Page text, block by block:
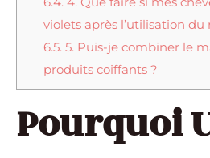
violets après l’utilisation du
6.5.5. Puis-je combiner le
produits coiffants ?
Pourquoi